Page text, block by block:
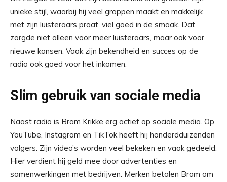
unieke stijl, waarbij hij veel grappen maakt en makkelijk
met zijn luisteraars praat, viel goed in de smaak. Dat
zorgde niet alleen voor meer luisteraars, maar ook voor
nieuwe kansen. Vaak zijn bekendheid en succes op de
radio ook goed voor het inkomen.
Slim gebruik van sociale media
Naast radio is Bram Krikke erg actief op sociale media. Op
YouTube, Instagram en TikTok heeft hij honderdduizenden
volgers. Zijn video’s worden veel bekeken en vaak gedeeld.
Hier verdient hij geld mee door advertenties en
samenwerkingen met bedrijven. Merken betalen Bram om